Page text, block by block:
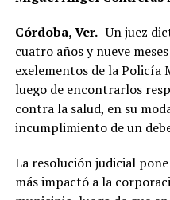
motociclistas a conducir
límites de velocidad y
seguridad entre vehículos,
temporada de lluvias,
incrementa en las
La circulación en la zona
minutos mientras se
levantamiento de indicios
Posteriormente, el
normal.
Córdoba, Ver.-Un juez
cuatro años y nueve
exelementos de la Policía
luego de encontrarlos
contra la salud, en su
incumplimiento de un
La resolución judicial
más impactó a la